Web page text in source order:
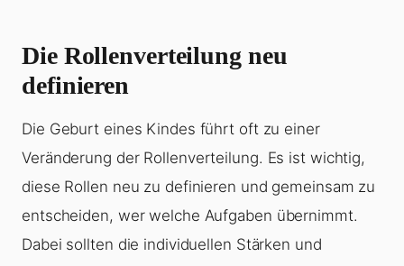
Die Rollenverteilung neu
definieren
Die Geburt eines Kindes führt oft zu einer
Veränderung der Rollenverteilung. Es ist wichtig,
diese Rollen neu zu definieren und gemeinsam zu
entscheiden, wer welche Aufgaben übernimmt.
Dabei sollten die individuellen Stärken und